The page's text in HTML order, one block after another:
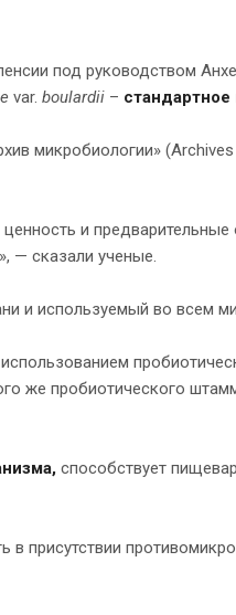
под руководством
var. boulardii –
микробиологии»
и предварительные
— сказали ученые.
и используемый во всем
же пробиотического
способствует